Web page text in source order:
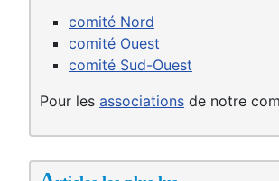
comité Nord
comité Ouest
comité Sud-Ouest
Pour les associations de notre